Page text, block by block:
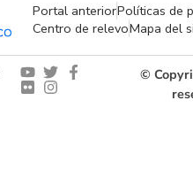
Portal anteriorPolíticas de
Centro de relevoMapa del
©